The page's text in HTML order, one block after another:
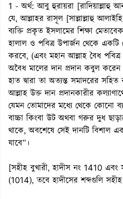
1 - অর্থ: আবু হুরায়রা [রাদিয়াল্লাহু
যে, আল্লাহর রাসূল [সাল্লাল্লাহু
ব্যক্তি প্রকৃত ইসলামের শিক্ষা
হালাল ও পবিত্র উপার্জন থেকে একটি
করবে, (এবং মহান আল্লাহ বৈধ পবিত্র
অবৈধ মালের দান প্রদান কবুল করেন
হাত দ্বারা তা অত্যন্ত সমাদরের
আল্লাহ উক্ত দান প্রদানকারীর
যেমন তোমাদের মধ্যে থেকে কোনো
বাচ্চা কিংবা উট অথবা গরুর দুধ
থাকে, অবশেষে সেই দানটি বিশাল
যাবে”।
[সহীহ বুখারী, হাদীস নং 1410
(1014), তবে হাদীসের শব্দগুলি